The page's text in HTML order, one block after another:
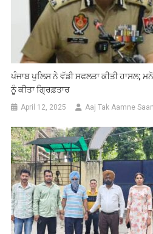
ਪੰਜਾਬ ਪੁਲਿਸ ਨੇ ਵੱਡੀ ਸਫਲਤਾ ਕੀਤੀ ਹਾਸਲ;
ਨੂੰ ਕੀਤਾ ਗ੍ਰਿਫ਼ਤਾਰ
April 12, 2025 Aaj Tak Aamne